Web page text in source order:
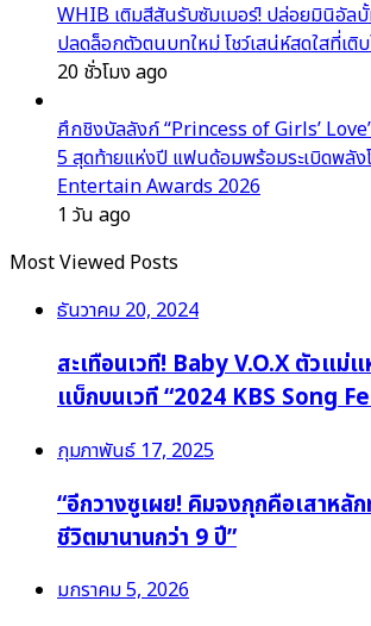
WHIB เติมสีสันรับซัมเมอร์! ปล่อยมินิอัลบั้
ปลดล็อกตัวตนบทใหม่ โชว์เสน่ห์สดใสที่เติ
20 ชั่วโมง ago
ศึกชิงบัลลังก์ “Princess of Girls’
5 สุดท้ายแห่งปี แฟนด้อมพร้อมระเบิดพลัง
Entertain Awards 2026
1 วัน ago
Most Viewed Posts
ธันวาคม 20, 2024
สะเทือนเวที! Baby V.O.X ตัวแม่
แบ็กบนเวที “2024 KBS Song
กุมภาพันธ์ 17, 2025
“อีกวางซูเผย! คิมจงกุกคือเสาหลัก
ชีวิตมานานกว่า 9 ปี”
มกราคม 5, 2026